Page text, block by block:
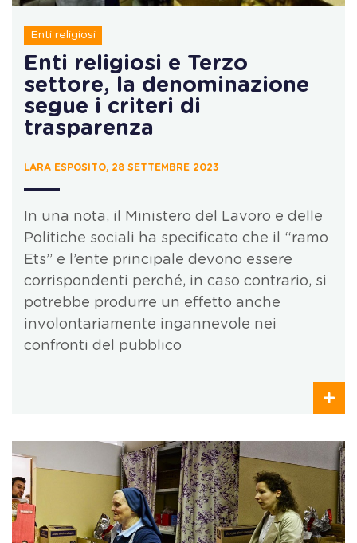
Enti religiosi
Enti religiosi e Terzo
settore, la denominazione
segue i criteri di
trasparenza
LARA ESPOSITO, 28 SETTEMBRE 2023
In una nota, il Ministero del Lavoro e delle
Politiche sociali ha specificato che il “ramo
Ets” e l’ente principale devono essere
corrispondenti perché, in caso contrario, si
potrebbe produrre un effetto anche
involontariamente ingannevole nei
confronti del pubblico